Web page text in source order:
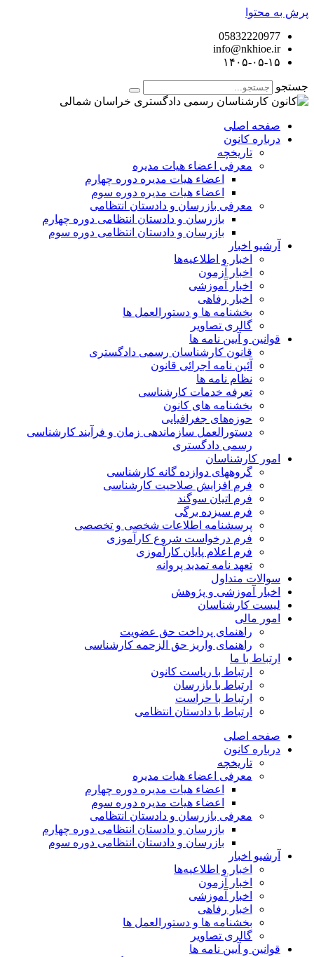
پرش به محتوا
05832220977
info@nkhioe.ir
۱۴۰۵-۰۵-۱۵
جستجو
صفحه اصلی
درباره کانون
تاریخچه
معرفی اعضاء هیات مدیره
اعضاء هیات مدیره دوره چهارم
اعضاء هیات مدیره دوره سوم
معرفی بازرسان و دادستان انتظامی
بازرسان و دادستان انتظامی دوره چهارم
بازرسان و دادستان انتظامی دوره سوم
آرشیو اخبار
اخبار و اطلاعیه‌ها
اخبار آزمون
اخبار آموزشی
اخبار رفاهی
بخشنامه ها و دستورالعمل ها
گالری تصاویر
قوانین و آیین نامه ها
قانون کارشناسان رسمی دادگستری
آئین نامه اجرائی قانون
نظام نامه ها
تعرفه خدمات کارشناسی
بخشنامه های کانون
حوزه‌های جغرافیایی
دستورالعمل سازماندهی زمان و فرآیند کارشناسی
رسمی دادگستری
امور کارشناسان
گروههای دوازده گانه کارشناسی
فرم افزایش صلاحیت کارشناسی
فرم اتیان سوگند
فرم سیزده برگی
پرسشنامه اطلاعات شخصی و تخصصی
فرم درخواست شروع کارآموزی
فرم اعلام پایان کارآموزی
تعهد نامه تمدید پروانه
سوالات متداول
اخبار آموزشی و پژوهش
لیست کارشناسان
امور مالی
راهنمای پرداخت حق عضویت
راهنمای واریز حق الزحمه کارشناسی
ارتباط با ما
ارتباط با ریاست کانون
ارتباط با بازرسان
ارتباط با حراست
ارتباط با دادستان انتظامی
صفحه اصلی
درباره کانون
تاریخچه
معرفی اعضاء هیات مدیره
اعضاء هیات مدیره دوره چهارم
اعضاء هیات مدیره دوره سوم
معرفی بازرسان و دادستان انتظامی
بازرسان و دادستان انتظامی دوره چهارم
بازرسان و دادستان انتظامی دوره سوم
آرشیو اخبار
اخبار و اطلاعیه‌ها
اخبار آزمون
اخبار آموزشی
اخبار رفاهی
بخشنامه ها و دستورالعمل ها
گالری تصاویر
قوانین و آیین نامه ها